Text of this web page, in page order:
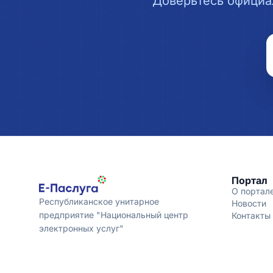
Республиканское унитарное
предприятие "Национальный центр
электронных услуг"
Портал
О
Новости
Контакты